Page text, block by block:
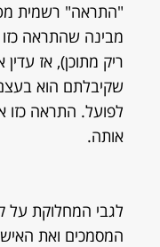
"התראה" רשמית
מבינה שהתראה
ריק מתוכן), אז
שקיבלתם הוא
לפועל. התראה כזו
אותה.
לגבי המחלוקת על
המסמכים ואת